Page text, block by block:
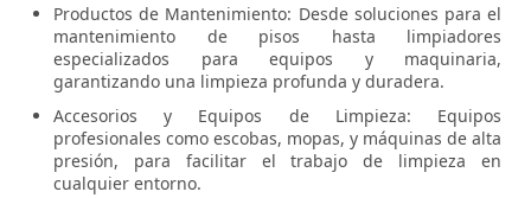
Productos de Mantenimiento: Desde soluciones para el
mantenimiento de pisos hasta limpiadores
especializados para equipos y maquinaria,
garantizando una limpieza profunda y duradera.
Accesorios y Equipos de Limpieza: Equipos
profesionales como escobas, mopas, y máquinas de alta
presión, para facilitar el trabajo de limpieza en
cualquier entorno.